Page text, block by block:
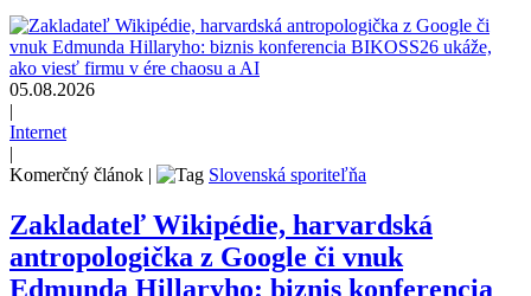
05.08.2026
|
Internet
|
Komerčný článok | Slovenská sporiteľňa
Zakladateľ Wikipédie, harvardská
antropologička z Google či vnuk
Edmunda Hillaryho: biznis konferencia